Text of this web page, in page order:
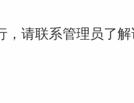
，请联系管理员了